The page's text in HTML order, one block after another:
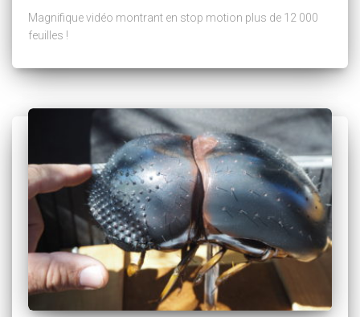
Magnifique vidéo montrant en stop motion plus de 12 000
feuilles !